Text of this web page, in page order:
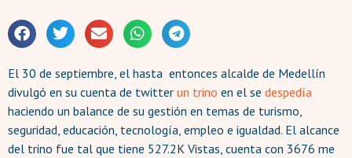
El 30 de septiembre, el hasta entonces alcalde de Medellín
divulgó en su cuenta de twitter un trino en el se despedía
haciendo un balance de su gestión en temas de turismo,
seguridad, educación, tecnología, empleo e igualdad. El alcance
del trino fue tal que tiene 527.2K Vistas, cuenta con 3676 me